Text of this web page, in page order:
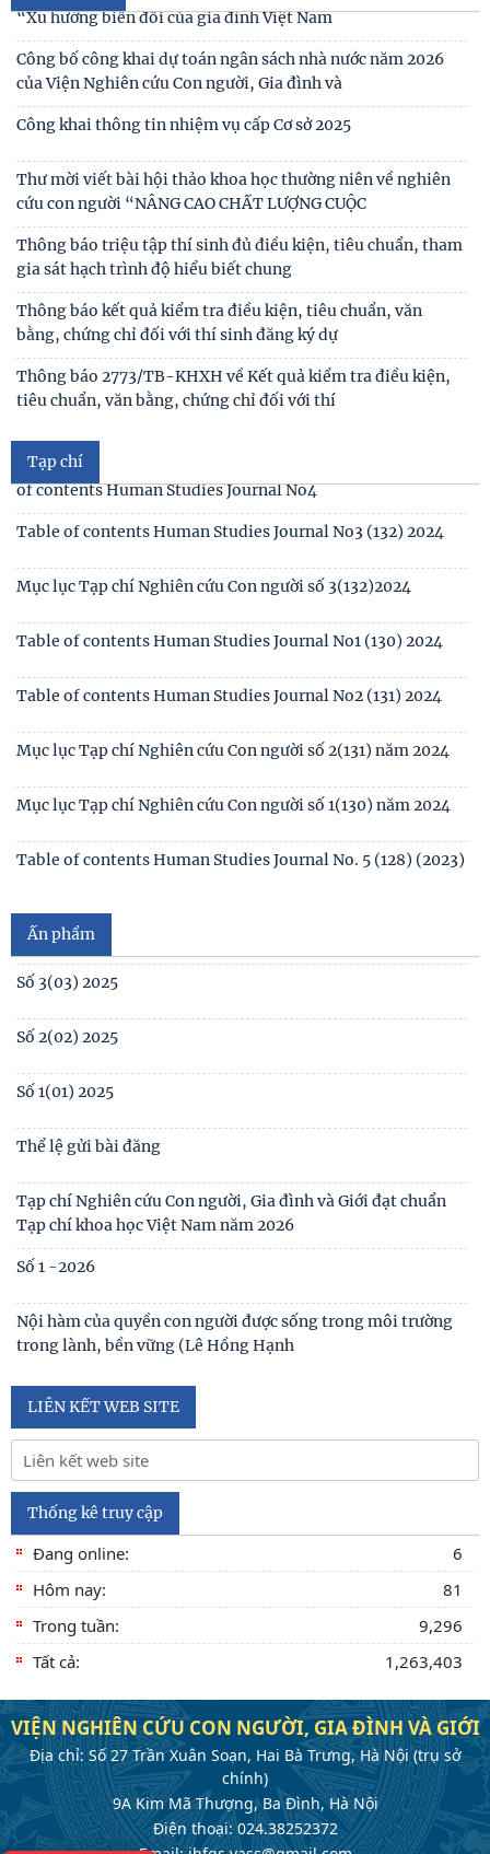
“Xu hướng biến đổi của gia đình Việt Nam
Công bố công khai dự toán ngân sách nhà nước năm 2026
của Viện Nghiên cứu Con người, Gia đình và
Công khai thông tin nhiệm vụ cấp Cơ sở 2025
Thư mời viết bài hội thảo khoa học thường niên về nghiên
cứu con người “NÂNG CAO CHẤT LƯỢNG CUỘC
Thông báo triệu tập thí sinh đủ điều kiện, tiêu chuẩn, tham
gia sát hạch trình độ hiểu biết chung
Thông báo kết quả kiểm tra điều kiện, tiêu chuẩn, văn
bằng, chứng chỉ đối với thí sinh đăng ký dự
Thông báo 2773/TB-KHXH về Kết quả kiểm tra điều kiện,
tiêu chuẩn, văn bằng, chứng chỉ đối với thí
Tạp chí
Mục lục tạp chí Nghiên cứu Con người số 6 (135) 2024/Table
of contents Human Studies Journal No6
Mục lục tạp chí Nghiên cứu Con người số 5 (134) 2024 /Table
Mục lục tạp chí Nghiên cứu Con người số 4 (133) 2024 /Table
of contents Human Studies Journal No4
Table of contents Human Studies Journal No3 (132) 2024
Mục lục Tạp chí Nghiên cứu Con người số 3(132)2024
Table of contents Human Studies Journal No1 (130) 2024
Table of contents Human Studies Journal No2 (131) 2024
Mục lục Tạp chí Nghiên cứu Con người số 2(131) năm 2024
Mục lục Tạp chí Nghiên cứu Con người số 1(130) năm 2024
Table of contents Human Studies Journal No. 5 (128) (2023)
Ấn phẩm
Số 1(04) 2026
Giới thiệu sách mới: Xã hội học Gia đình
No1(01) 2025
Số 3(03) 2025
Số 2(02) 2025
Số 1(01) 2025
Thể lệ gửi bài đăng
Tạp chí Nghiên cứu Con người, Gia đình và Giới đạt chuẩn
Tạp chí khoa học Việt Nam năm 2026
Số 1 -2026
Nội hàm của quyền con người được sống trong môi trường
trong lành, bền vững (Lê Hồng Hạnh
LIÊN KẾT WEB SITE
Thống kê truy cập
Đang online:
6
Hôm nay:
81
Trong tuần:
9,296
Tất cả:
1,263,403
VIỆN NGHIÊN CỨU CON NGƯỜI, GIA ĐÌNH VÀ GIỚI
Địa chỉ: Số 27 Trần Xuân Soạn, Hai Bà Trưng, Hà Nội (trụ sở
chính)
9A Kim Mã Thượng, Ba Đình, Hà Nội
Điện thoại: 024.38252372